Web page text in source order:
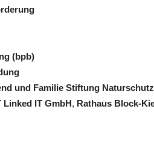
(bpb)
und Familie Stiftung
Linked IT GmbH, Rathaus Block-